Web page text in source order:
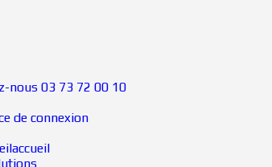
nous 03 73 72 00 10
de connexion
accueil